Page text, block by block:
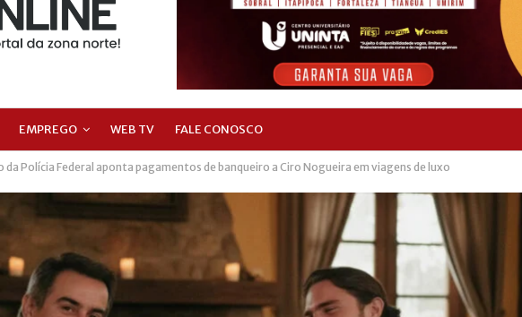
EMPREGO WEB TV FALE CONOSCO
da Polícia Federal aponta pagamentos de banqueiro a Ciro Nogueira em viagens de luxo